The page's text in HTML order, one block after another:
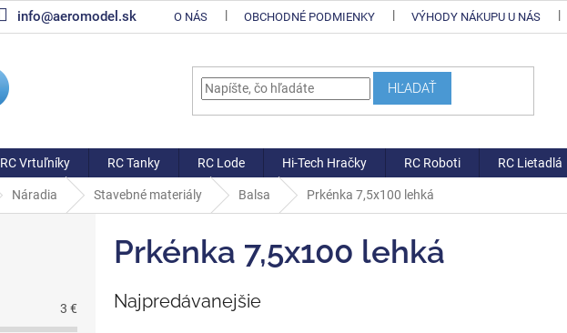
info@aeromodel.sk O NÁS OBCHODNÉ PODMIENKY VÝHODY NÁKUPU U NÁS
HĽADAŤ
RC Vrtuľníky RC Tanky RC Lode Hi-Tech Hračky RC Roboti RC Lietadlá
Náradia Stavebné materiály Balsa Prkénka 7,5x100 lehká
3 €
Prkénka 7,5x100 lehká
Najpredávanejšie